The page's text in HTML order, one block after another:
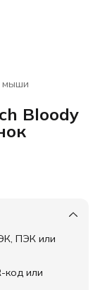
мыши
Bloody
ПЭК или
код или